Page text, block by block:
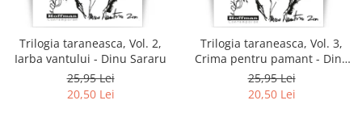
Trilogia taraneasca, Vol. 2,
Iarba vantului - Dinu Sararu
25,95 Lei
20,50 Lei
Trilogia taraneasca, Vol. 3,
Crima pentru pamant - Dinu
Sararu
25,95 Lei
20,50 Lei